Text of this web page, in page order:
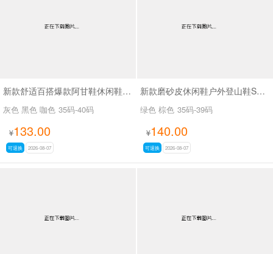
新款舒适百搭爆款阿甘鞋休闲鞋SA6876
灰色 黑色 咖色 35码-40码
¥133.00
可退换 2026-08-07
新款磨砂皮休闲鞋户外登山鞋SA5122
绿色 棕色 35码-39码
¥140.00
可退换 2026-08-07